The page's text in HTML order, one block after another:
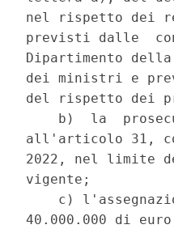
nel rispetto dei
previsti dalle
Dipartimento
dei ministri e
del rispetto dei
b)  la
all'articolo 31,
2022, nel limite
vigente;
c)
40.000.000 di